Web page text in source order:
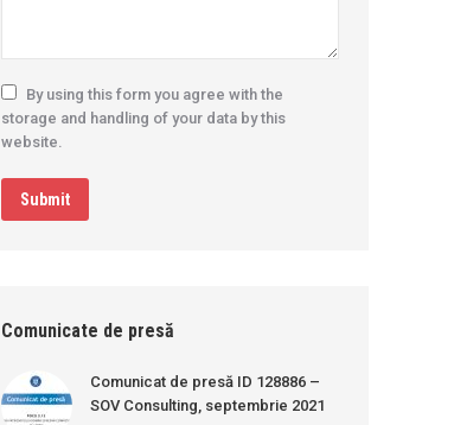
By using this form you agree with the
storage and handling of your data by this
website.
Submit
Comunicate de presă
Comunicat de presă ID 128886 –
SOV Consulting, septembrie 2021